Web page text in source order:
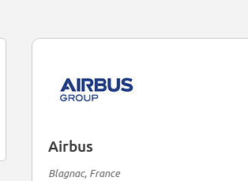
Airbus
Blagnac, France